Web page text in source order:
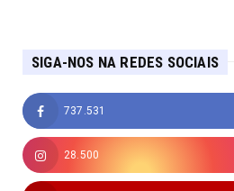
SIGA-NOS NA REDES SOCIAIS
737.531
28.500